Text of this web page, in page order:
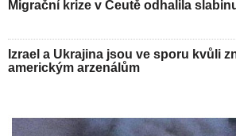
Migrační krize v Ceutě odhalila
Izrael a Ukrajina jsou ve sporu kvůli
americkým arzenálům